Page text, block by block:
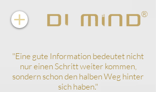
"Eine gute Information bedeutet nicht
nur einen Schritt weiter kommen,
sondern schon den halben Weg hinter
sich haben."